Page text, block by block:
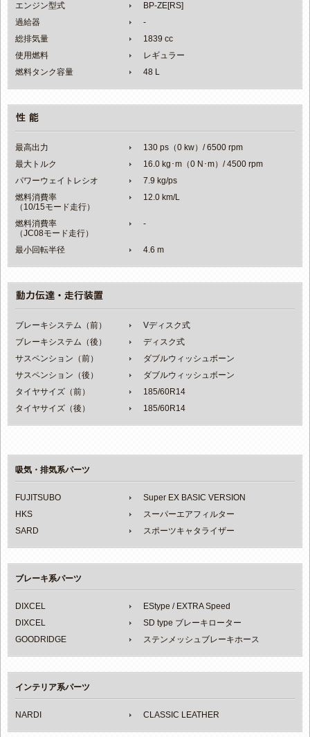
最高出力
130 ps（0 kw）/ 6500 rpm
最大トルク
16.0 kg･m（0 N･m）/ 4500 rpm
パワーウェイトレシオ
7.9 kg/ps
燃料消費率
（10/15モード走行）
12.0 km/L
燃料消費率
（JC08モード走行）
-
最小回転半径 4.6 m
エンジン型式
BP-ZE[RS]
過給器
-
総排気量
1839 cc
使用燃料
レギュラー
燃料タンク容量
48 L
ブレーキシステム（前）
Vディスク式
ブレーキシステム（後）
ディスク式
サスペンション（前）
ダブルウィッシュボーン
サスペンション（後）
ダブルウィッシュボーン
タイヤサイズ（前）
185/60R14
タイヤサイズ（後）
185/60R14
吸気・排気系パーツ
FUJITSUBO
Super EX BASIC VERSION
HKS
スーパーエアフィルター
SARD
スポーツキャタライザー
ブレーキ系パーツ
DIXCEL
EStype / EXTRA Speed
DIXCEL
SD type ブレーキローター
GOODRIDGE
ステンメッシュブレーキホース
インテリア系パーツ
NARDI CLASSIC LEATHER